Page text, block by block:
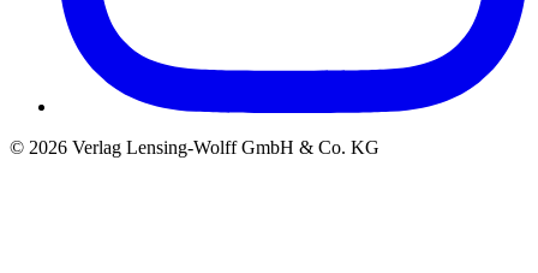
© 2026 Verlag Lensing-Wolff GmbH & Co. KG